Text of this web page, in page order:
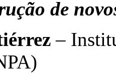
de
érrez–